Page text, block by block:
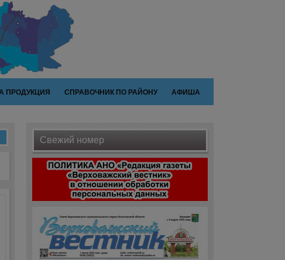
ПРОДУКЦИЯ СПРАВОЧНИК ПО РАЙОНУ АФИША
Свежий номер